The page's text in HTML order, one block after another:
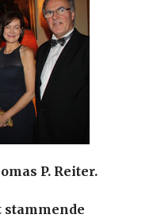
P. Reiter.
stammende